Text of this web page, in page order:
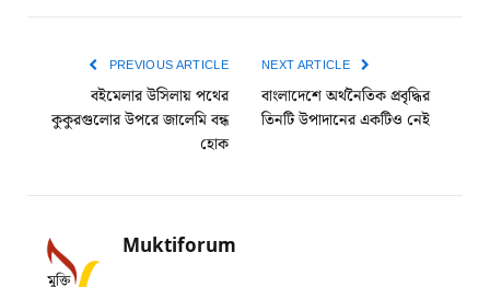
PREVIOUS ARTICLE
বইমেলার উসিলায় পথের
কুকুরগুলোর উপরে জালেমি বন্ধ
হোক
NEXT ARTICLE
বাংলাদেশে অর্থনৈতিক প্রবৃদ্ধির
তিনটি উপাদানের একটিও নেই
Muktiforum